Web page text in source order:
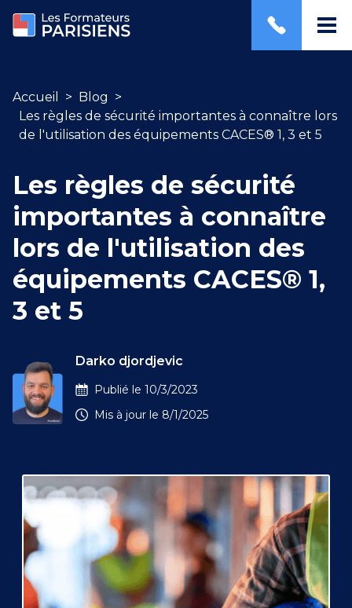
Accueil > Blog >
Les règles de sécurité importantes à connaître lors
de l'utilisation des équipements CACES® 1, 3 et 5
Les règles de sécurité
importantes à connaître
lors de l'utilisation des
équipements CACES® 1,
3 et 5
Darko djordjevic
Publié le 10/3/2023
Mis à jour le 8/1/2025